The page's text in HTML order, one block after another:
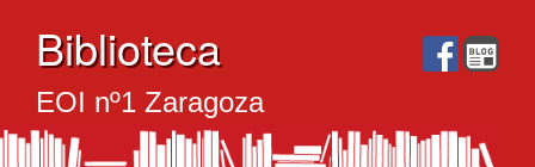
Biblioteca
EOI nº1 Zaragoza